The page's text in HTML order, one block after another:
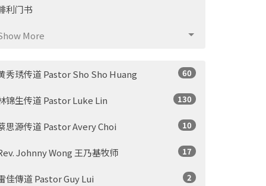
利门书
More
秀琇传道 Pastor Sho Sho Huang 60
锦生传道 Pastor Luke Lin 130
思源传道 Pastor Avery Choi 10
Johnny Wong 王乃基牧师 17
佳傳道 Pastor Guy Lui 2